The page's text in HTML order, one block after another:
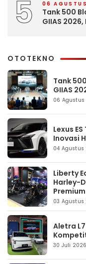
5 06
Tank 500
GIIAS
OTOTEKNO
Tank
GIIAS
06 Agustus
Lexus
Inovasi
04 Agustus
Liberty
Harley-
Premium
03 Agustus
Aletra
30 Juli 2026